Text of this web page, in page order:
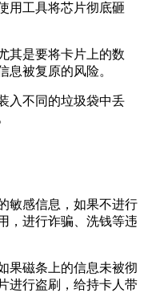
用工具将芯片彻底砸
其是要将卡片上的数
息被复原的风险。
入不同的垃圾袋中丢
敏感信息，如果不进行
，进行诈骗、洗钱等违
果磁条上的信息未被彻
进行盗刷，给持卡人带